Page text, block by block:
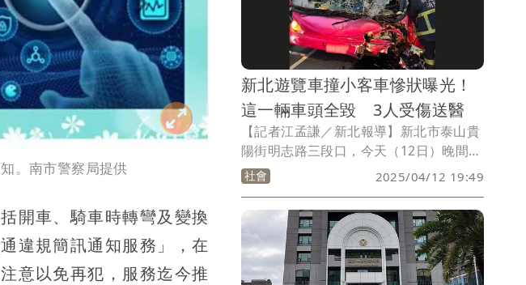
。南市警察局提供
開車、騎車時轉彎及變換
違規簡訊通知服務」，在
意以免再犯，服務迄今推
新北遊覽車撞小客車慘狀曝光！
這一輛車頭全毀 3人受傷送醫
【記者江孟謙／新北報導】新北市泰山貴
陽街明志路三段口，今天（12日）晚間6
時許發生嚴重車禍，一輛遊覽車與小客車
發生碰撞，各造成小客車上2名男子受
傷，送往輔大醫院；遊覽車駕駛則是一度
受困，消防人員將他救出後，也送往林口
長庚，另遊覽車上6名乘客並未受傷，詳
細車禍原因仍待釐清。
社會 2025/04/12 19:49